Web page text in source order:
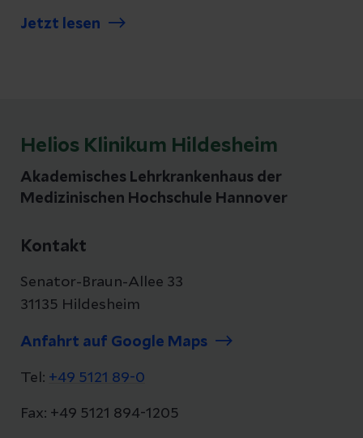
Jetzt lesen
Helios Klinikum Hildesheim
Akademisches Lehrkrankenhaus der
Medizinischen Hochschule Hannover
Kontakt
Senator-Braun-Allee 33
31135 Hildesheim
Anfahrt auf Google Maps
Tel: +49 5121 89-0
Fax: +49 5121 894-1205